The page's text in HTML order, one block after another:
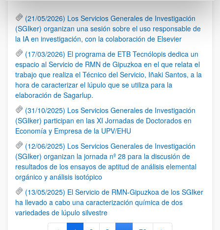
(21/05/2026) Los Servicios Generales de Investigación
(SGIker) organizan una sesión sobre el uso responsable de
la IA en investigación, con la colaboración de Elsevier
(17/03/2026) El programa de ETB Tecnólopis dedica un
espacio al Servicio de RMN de Gipuzkoa en el que relata el
trabajo que realiza el Técnico del Servicio, Iñaki Santos, a la
hora de caracterizar el lúpulo que se utiliza para la
elaboración de Sagarlup.
(31/10/2025) Los Servicios Generales de Investigación
(SGIker) participan en las XI Jornadas de Doctorados en
Economía y Empresa de la UPV/EHU
(12/06/2025) Los Servicios Generales de Investigación
(SGIker) organizan la jornada nº 28 para la discusión de
resultados de los ensayos de aptitud de análisis elemental
orgánico y análisis isotópico
(13/05/2025) El Servicio de RMN-Gipuzkoa de los SGIker
ha llevado a cabo una caracterización química de dos
variedades de lúpulo silvestre